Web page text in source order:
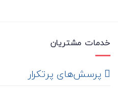
خدمات مشتریان
‌ پرسش‌های پرتکرار